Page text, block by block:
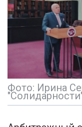
Фото: Ирина